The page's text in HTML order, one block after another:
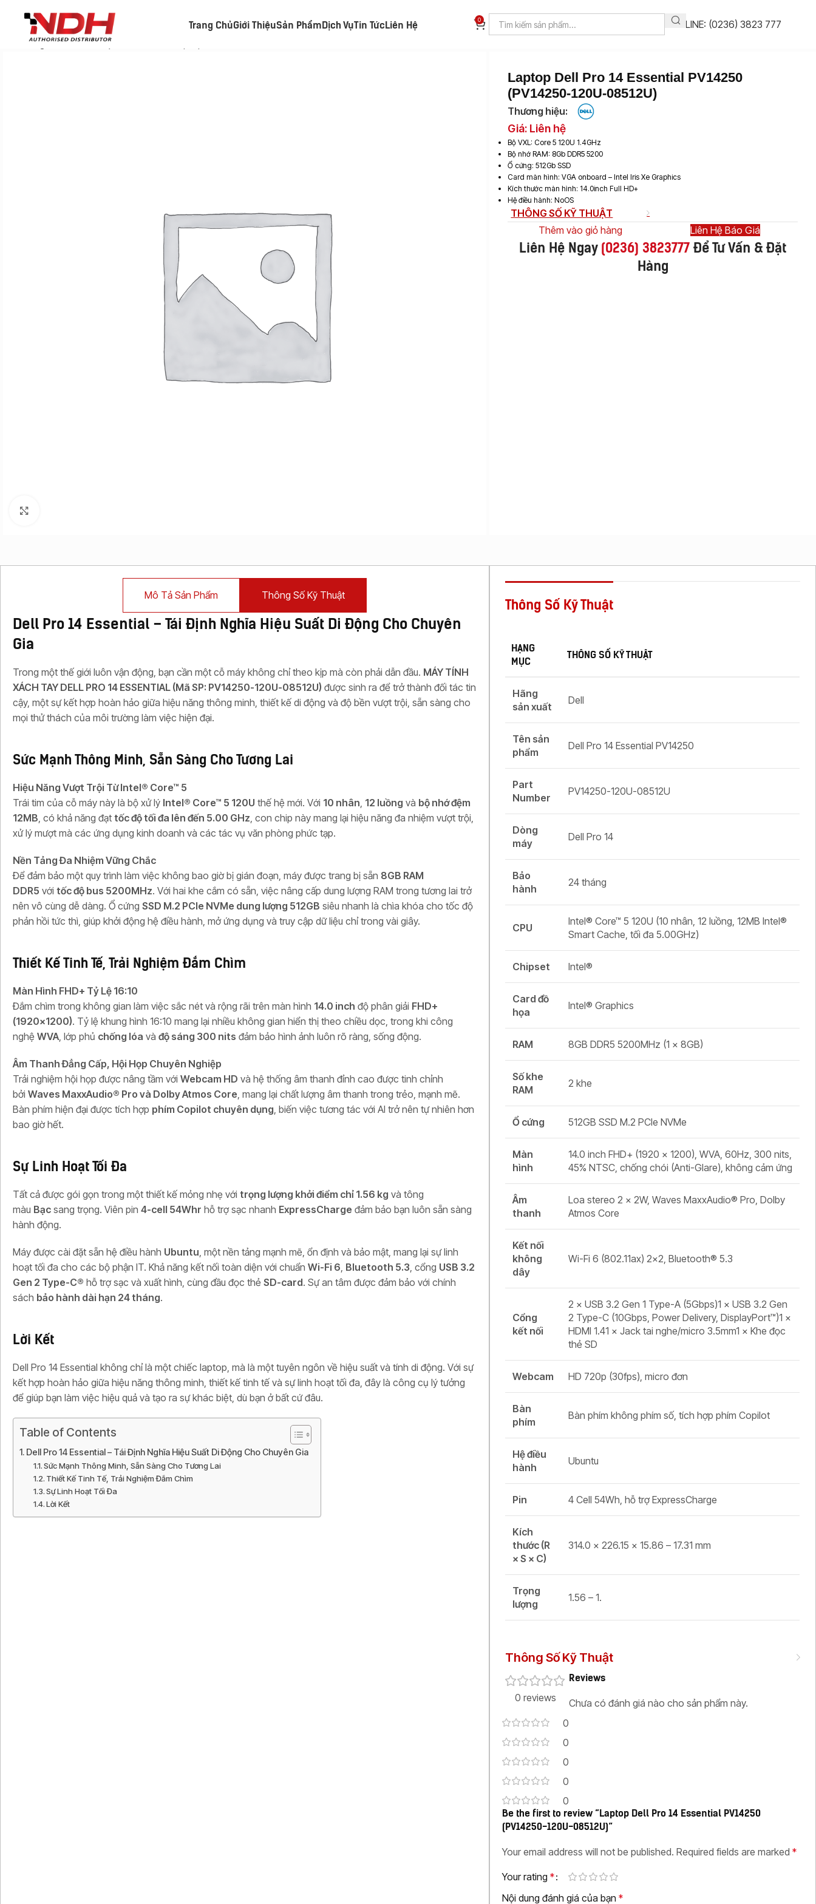
Trang ChủGiới ThiệuSản Phẩm
PHOTOCOPY
Laser Màu
Máy
Photocopy In
Phun Đen
Trắng
Dịch VụTin TứcLiên Hệ 0
HOTLINE: (0236) 3823 777
Trang chủ»Danh Mục Sản Phẩm
Laptop Dell Pro 14 Essential PV14250
(PV14250-120U-08512U)
Thương hiệu:
Giá: Liên hệ
Bộ VXL: Core 5 120U 1.4GHz
Bộ nhớ RAM: 8Gb DDR5 5200
Ổ cứng: 512Gb SSD
Card màn hình: VGA onboard – Intel Iris Xe Graphics
Kích thước màn hình: 14.0inch Full HD+
Hệ điều hành: NoOS
THÔNG SỐ KỸ THUẬT
Thêm vào giỏ hàng
Liên Hệ Báo Giá
Liên Hệ Ngay (0236) 3823777 Để Tư Vấn & Đặt
Hàng
Mô Tả Sản Phẩm Thông Số Kỹ Thuật
Dell Pro 14 Essential – Tái Định Nghĩa Hiệu Suất Di Động Cho Chuyên
Gia
Trong một thế giới luôn vận động, bạn cần một cỗ máy không chỉ theo kịp mà còn phải dẫn đầu. MÁY TÍNH
XÁCH TAY DELL PRO 14 ESSENTIAL (Mã SP: PV14250-120U-08512U) được sinh ra để trở thành đối tác tin
cậy, một sự kết hợp hoàn hảo giữa hiệu năng thông minh, thiết kế di động và độ bền vượt trội, sẵn sàng cho
mọi thử thách của môi trường làm việc hiện đại.
Sức Mạnh Thông Minh, Sẵn Sàng Cho Tương Lai
Hiệu Năng Vượt Trội Từ Intel® Core™ 5
Trái tim của cỗ máy này là bộ xử lý Intel® Core™ 5 120U thế hệ mới. Với 10 nhân, 12 luồng và bộ nhớ đệm
12MB, có khả năng đạt tốc độ tối đa lên đến 5.00 GHz, con chip này mang lại hiệu năng đa nhiệm vượt trội,
xử lý mượt mà các ứng dụng kinh doanh và các tác vụ văn phòng phức tạp.
Nền Tảng Đa Nhiệm Vững Chắc
Để đảm bảo một quy trình làm việc không bao giờ bị gián đoạn, máy được trang bị sẵn 8GB RAM
DDR5 với tốc độ bus 5200MHz. Với hai khe cắm có sẵn, việc nâng cấp dung lượng RAM trong tương lai trở
nên vô cùng dễ dàng. Ổ cứng SSD M.2 PCIe NVMe dung lượng 512GB siêu nhanh là chìa khóa cho tốc độ
phản hồi tức thì, giúp khởi động hệ điều hành, mở ứng dụng và truy cập dữ liệu chỉ trong vài giây.
Thiết Kế Tinh Tế, Trải Nghiệm Đắm Chìm
Màn Hình FHD+ Tỷ Lệ 16:10
Đắm chìm trong không gian làm việc sắc nét và rộng rãi trên màn hình 14.0 inch độ phân giải FHD+
(1920×1200). Tỷ lệ khung hình 16:10 mang lại nhiều không gian hiển thị theo chiều dọc, trong khi công
nghệ WVA, lớp phủ chống lóa và độ sáng 300 nits đảm bảo hình ảnh luôn rõ ràng, sống động.
Âm Thanh Đẳng Cấp, Hội Họp Chuyên Nghiệp
Trải nghiệm hội họp được nâng tầm với Webcam HD và hệ thống âm thanh đỉnh cao được tinh chỉnh
bởi Waves MaxxAudio® Pro và Dolby Atmos Core, mang lại chất lượng âm thanh trong trẻo, mạnh mẽ.
Bàn phím hiện đại được tích hợp phím Copilot chuyên dụng, biến việc tương tác với AI trở nên tự nhiên hơn
bao giờ hết.
Sự Linh Hoạt Tối Đa
Tất cả được gói gọn trong một thiết kế mỏng nhẹ với trọng lượng khởi điểm chỉ 1.56 kg và tông
màu Bạc sang trọng. Viên pin 4-cell 54Whr hỗ trợ sạc nhanh ExpressCharge đảm bảo bạn luôn sẵn sàng
hành động.
Máy được cài đặt sẵn hệ điều hành Ubuntu, một nền tảng mạnh mẽ, ổn định và bảo mật, mang lại sự linh
hoạt tối đa cho các bộ phận IT. Khả năng kết nối toàn diện với chuẩn Wi-Fi 6, Bluetooth 5.3, cổng USB 3.2
Gen 2 Type-C® hỗ trợ sạc và xuất hình, cùng đầu đọc thẻ SD-card. Sự an tâm được đảm bảo với chính
sách bảo hành dài hạn 24 tháng.
Lời Kết
Dell Pro 14 Essential không chỉ là một chiếc laptop, mà là một tuyên ngôn về hiệu suất và tính di động. Với sự
kết hợp hoàn hảo giữa hiệu năng thông minh, thiết kế tinh tế và sự linh hoạt tối đa, đây là công cụ lý tưởng
để giúp bạn làm việc hiệu quả và tạo ra sự khác biệt, dù bạn ở bất cứ đâu.
Table of Contents
Dell Pro 14 Essential – Tái Định Nghĩa Hiệu Suất Di Động Cho Chuyên Gia
Sức Mạnh Thông Minh, Sẵn Sàng Cho Tương Lai
Thiết Kế Tinh Tế, Trải Nghiệm Đắm Chìm
Sự Linh Hoạt Tối Đa
Lời Kết
Thông Số Kỹ Thuật
HẠNG
MỤC
THÔNG SỐ KỸ THUẬT
Hãng
sản xuất
Dell
Tên sản
phẩm
Dell Pro 14 Essential PV14250
Part
Number
PV14250-120U-08512U
Dòng
máy
Dell Pro 14
Bảo
hành
24 tháng
CPU
Intel® Core™ 5 120U (10 nhân, 12 luồng, 12MB Intel®
Smart Cache, tối đa 5.00GHz)
Chipset Intel®
Card đồ
họa
Intel® Graphics
RAM 8GB DDR5 5200MHz (1 × 8GB)
Số khe
RAM
2 khe
Ổ cứng 512GB SSD M.2 PCIe NVMe
Màn
hình
14.0 inch FHD+ (1920 × 1200), WVA, 60Hz, 300 nits,
45% NTSC, chống chói (Anti-Glare), không cảm ứng
Âm
thanh
Loa stereo 2 × 2W, Waves MaxxAudio® Pro, Dolby
Atmos Core
Kết nối
không
dây
Wi-Fi 6 (802.11ax) 2×2, Bluetooth® 5.3
Cổng
kết nối
2 × USB 3.2 Gen 1 Type-A (5Gbps)1 × USB 3.2 Gen
2 Type-C (10Gbps, Power Delivery, DisplayPort™)1 ×
HDMI 1.41 × Jack tai nghe/micro 3.5mm1 × Khe đọc
thẻ SD
Webcam HD 720p (30fps), micro đơn
Bàn
phím
Bàn phím không phím số, tích hợp phím Copilot
Hệ điều
hành
Ubuntu
Pin 4 Cell 54Wh, hỗ trợ ExpressCharge
Kích
thước (R
× S × C)
314.0 × 226.15 × 15.86 – 17.31 mm
Trọng
lượng
1.56 – 1.
Thông Số Kỹ Thuật
0 reviews
0
0
0
0
0
Reviews
Chưa có đánh giá nào cho sản phẩm này.
Be the first to review “Laptop Dell Pro 14 Essential PV14250
(PV14250-120U-08512U)”
Your email address will not be published. Required fields are marked*
Your rating*
Nội dung đánh giá của bạn*